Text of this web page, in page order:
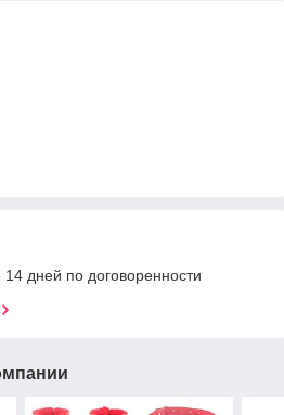
14 дней по договоренности